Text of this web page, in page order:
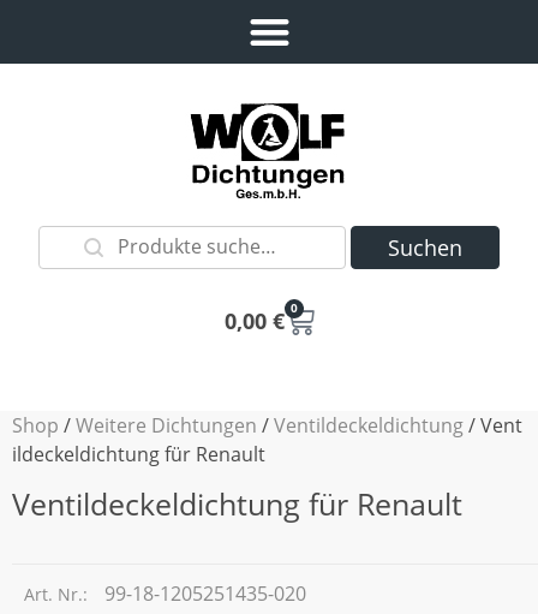
Suchen
0,00 € 0
Shop /Weitere Dichtungen /Ventildeckeldichtung/ Vent
ildeckeldichtung für Renault
Ventildeckeldichtung für Renault
Art. Nr.: 99-18-1205251435-020